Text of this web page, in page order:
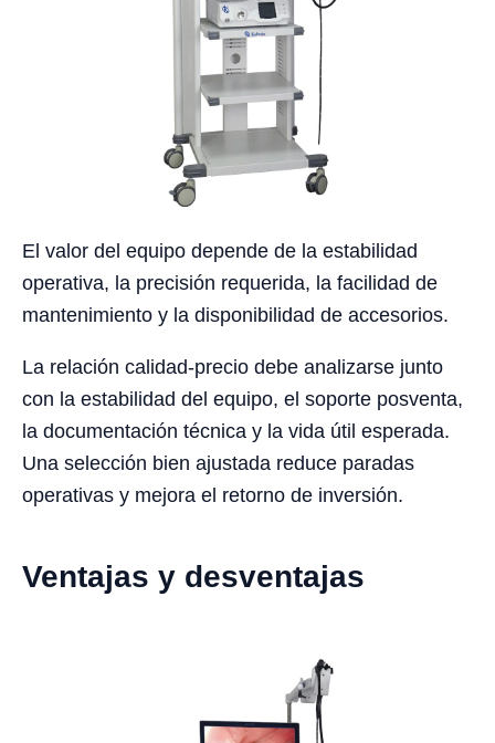
El valor del equipo depende de la estabilidad
operativa, la precisión requerida, la facilidad de
mantenimiento y la disponibilidad de accesorios.
La relación calidad-precio debe analizarse junto
con la estabilidad del equipo, el soporte posventa,
la documentación técnica y la vida útil esperada.
Una selección bien ajustada reduce paradas
operativas y mejora el retorno de inversión.
Ventajas y desventajas